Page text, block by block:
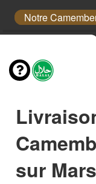
Notre
sur